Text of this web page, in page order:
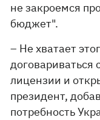
не закроемся
бюджет".
– Не хватает
договариваться
лицензии и
президент,
потребность